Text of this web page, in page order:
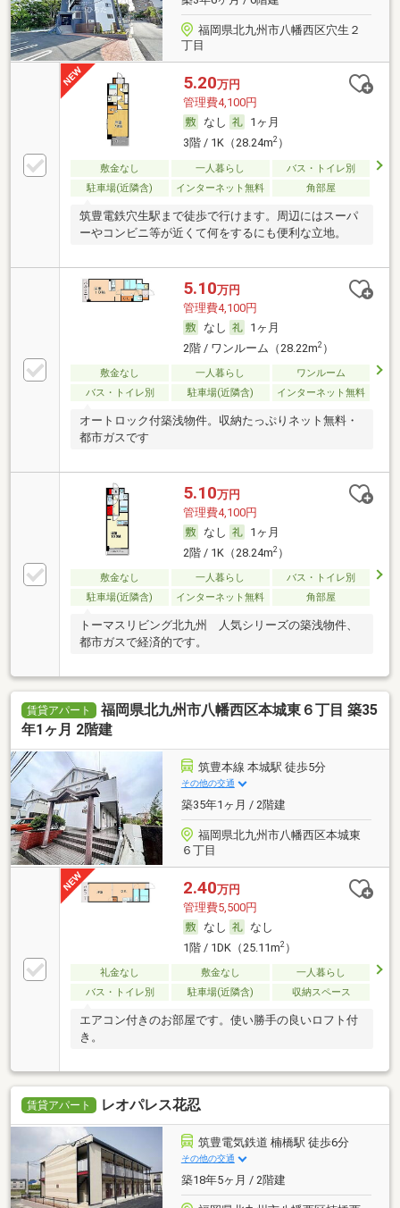
福岡県北九州市八幡西区穴生２
丁目
5.20万円
管理費4,100円
なし
1ヶ月
3階 / 1K（28.24m2）
敷金なし 一人暮らし
バス・トイレ別
駐車場(近隣含)
インターネット無料 角部屋
筑豊電鉄穴生駅まで徒歩で行けます。周辺にはスーパ
ーやコンビニ等が近くて何をするにも便利な立地。
5.10万円
管理費4,100円
なし
1ヶ月
2階 / ワンルーム（28.22m2）
敷金なし 一人暮らし
ワンルーム
バス・トイレ別
駐車場(近隣含) インターネット無料
オートロック付築浅物件。収納たっぷりネット無料・
都市ガスです
5.10万円
管理費4,100円
なし
1ヶ月
2階 / 1K（28.24m2）
敷金なし 一人暮らし
バス・トイレ別
駐車場(近隣含)
インターネット無料 角部屋
トーマスリビング北九州 人気シリーズの築浅物件、
都市ガスで経済的です。
賃貸アパート
福岡県北九州市八幡西区本城東６丁目 築35
年1ヶ月 2階建
筑豊本線 本城駅 徒歩5分
その他の交通
築35年1ヶ月 / 2階建
福岡県北九州市八幡西区本城東
６丁目
2.40万円
管理費5,500円
なし
なし
1階 / 1DK（25.11m2）
礼金なし 敷金なし
一人暮らし
バス・トイレ別
駐車場(近隣含) 収納スペース
エアコン付きのお部屋です。使い勝手の良いロフト付
き。
賃貸アパート レオパレス花忍
筑豊電気鉄道 楠橋駅 徒歩6分
その他の交通
築18年5ヶ月 / 2階建